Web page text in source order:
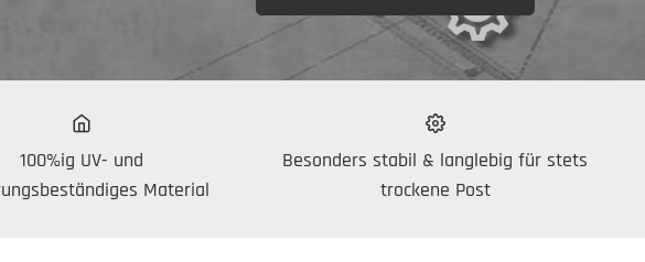
100%ig UV- und
Material
Besonders stabil & langlebig für stets
trockene Post